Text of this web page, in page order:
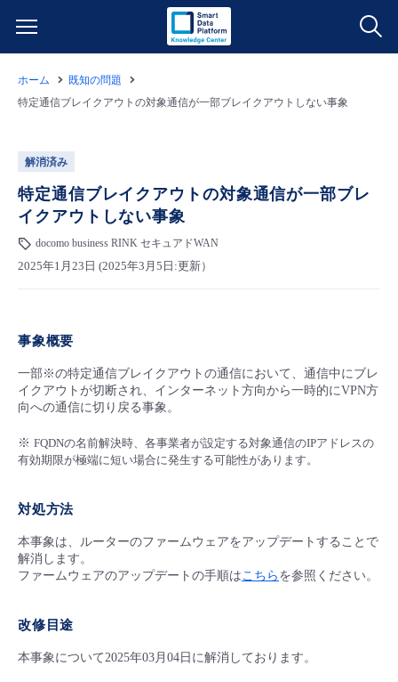
サービス一覧
クラウド/サーバー
ネットワーク
IoT
モニタリング/監査
サポート
管理機能
データ利活用
クラウド/サーバー
ネットワーク
IoT
モニタリング/監査
サポート
すべてのメニューを見る
料金情報
料金シミュレーター
データ利活用
クラウド/サーバー
ネットワーク
IoT
サポート
ご利用開始ガイド
■ 管理機能
- 管理機能
■ セットアップガイド
- 新規お申し込み方法
- 初期設定・確認
- ユーザー機能の管理
- APIリファレンス
- バックアップ
- セキュリティ・監査
- データと分析
- マルチクラウド利用
故障/メンテナンス情報
サービス稼働状況
故障/メンテナンス履歴
定期メンテナンス
パートナー
協業パートナー
脱炭素化
ホーム
既知の問題
特定通信ブレイクアウトの対象通信が一部ブレイクアウトしない事象
解消済み
特定通信ブレイクアウトの対象通信が一部ブレ
イクアウトしない事象
docomo business RINK セキュアドWAN
2025年1月23日 (2025年3月5日:更新）
事象概要
一部※の特定通信ブレイクアウトの通信において、通信中にブレ
イクアウトが切断され、インターネット方向から一時的にVPN方
向への通信に切り戻る事象。
※ FQDNの名前解決時、各事業者が設定する対象通信のIPアドレスの
有効期限が極端に短い場合に発生する可能性があります。
対処方法
本事象は、ルーターのファームウェアをアップデートすることで
解消します。
ファームウェアのアップデートの手順はこちら を参照ください。
改修目途
本事象について2025年03月04日に解消しております。